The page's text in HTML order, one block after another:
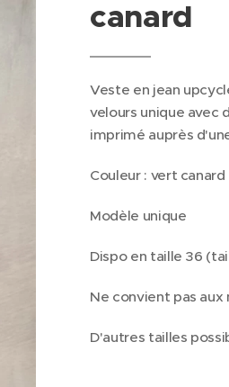
canard
Veste en jean
velours unique avec
imprimé auprès
Couleur : vert canard
Modèle unique
Dispo en taille 36
Ne convient pas aux
D'autres tailles